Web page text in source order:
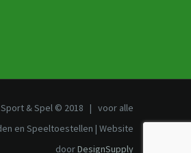
Sport & Spel © 2018 | voor alle
en Speeltoestellen | Website
doorDesignSupply